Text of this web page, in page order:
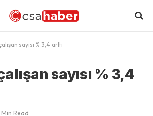
sayısı % 3,4 arttı
sayısı % 3,4
Min Read